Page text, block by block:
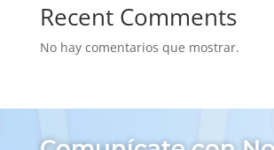
Recent Comments
No hay comentarios que mostrar.